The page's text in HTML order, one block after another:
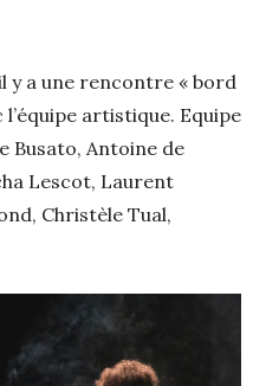
y a une rencontre « bord
artistique. Equipe
Busato, Antoine de
Lescot, Laurent
Christèle Tual,